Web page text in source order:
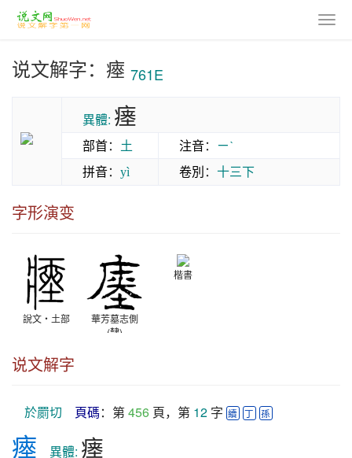
说文解字：瘞 761E
異體: 瘗
部首： 土 注音： ㄧˋ
拼音： yì 卷別： 十三下
字形演变
說文‧土部
華芳墓志側
(隸)
楷書
说文解字
於罽切 頁碼：第 456 頁，第 12 字 續 丁 孫
瘞 異體: 瘗